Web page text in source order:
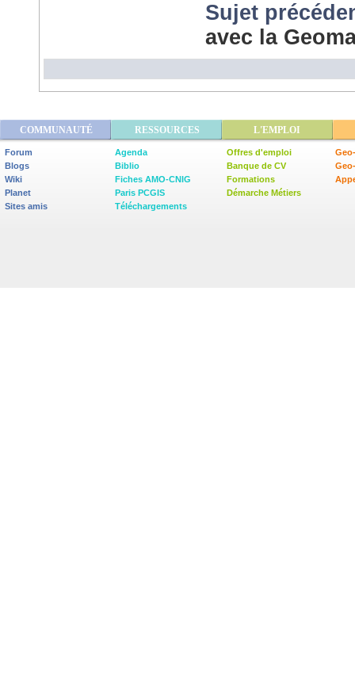
Sujet
avec la
COMMUNAUTÉ RESSOURCES L'EMPLOI
Forum
Blogs
Wiki
Planet
Sites amis
Agenda
Biblio
Fiches AMO-CNIG
Paris PCGIS
Téléchargements
Offres d'emploi
Banque de CV
Formations
Démarche Métiers